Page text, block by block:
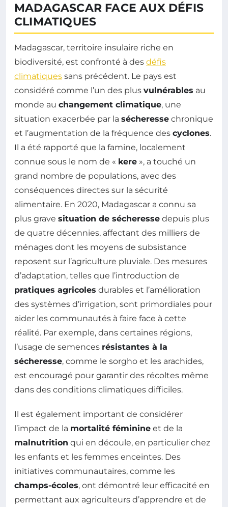
MADAGASCAR FACE AUX DÉFIS
CLIMATIQUES
Madagascar, territoire insulaire riche en
biodiversité, est confronté à des défis
climatiques sans précédent. Le pays est
considéré comme l’un des plus vulnérables au
monde au changement climatique, une
situation exacerbée par la sécheresse chronique
et l’augmentation de la fréquence des cyclones.
Il a été rapporté que la famine, localement
connue sous le nom de « kere », a touché un
grand nombre de populations, avec des
conséquences directes sur la sécurité
alimentaire. En 2020, Madagascar a connu sa
plus grave situation de sécheresse depuis plus
de quatre décennies, affectant des milliers de
ménages dont les moyens de subsistance
reposent sur l’agriculture pluviale. Des mesures
d’adaptation, telles que l’introduction de
pratiques agricoles durables et l’amélioration
des systèmes d’irrigation, sont primordiales pour
aider les communautés à faire face à cette
réalité. Par exemple, dans certaines régions,
l’usage de semences résistantes à la
sécheresse, comme le sorgho et les arachides,
est encouragé pour garantir des récoltes même
dans des conditions climatiques difficiles.
Il est également important de considérer
l’impact de la mortalité féminine et de la
malnutrition qui en découle, en particulier chez
les enfants et les femmes enceintes. Des
initiatives communautaires, comme les
champs-écoles, ont démontré leur efficacité en
permettant aux agriculteurs d’apprendre et de